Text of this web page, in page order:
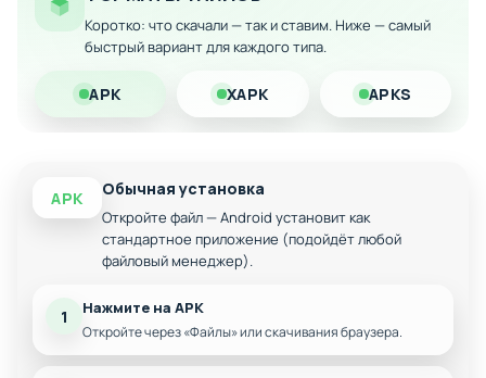
Коротко: что скачали — так и ставим. Ниже — самый
быстрый вариант для каждого типа.
APK XAPK APKS
APK Обычная установка
Откройте файл — Android установит как
стандартное приложение (подойдёт любой
файловый менеджер).
1 Нажмите на APK
Откройте через «Файлы» или скачивания браузера.